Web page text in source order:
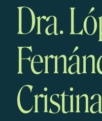
Dra.
Cristina